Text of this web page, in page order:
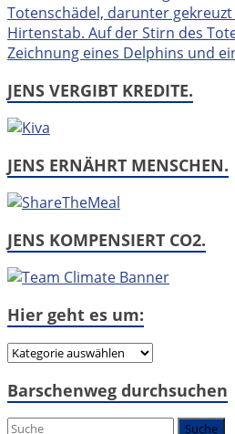
JENS VERGIBT KREDITE.
JENS ERNÄHRT MENSCHEN.
JENS KOMPENSIERT CO2.
Hier geht es um:
Hier
es
Barschenweg durchsuchen